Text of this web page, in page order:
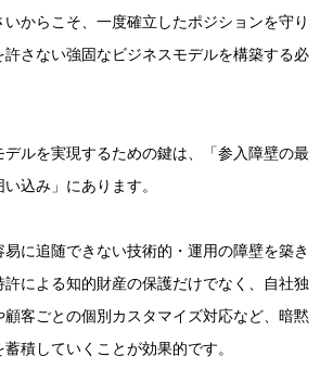
からこそ、一度確立したポジションを守り
さない強固なビジネスモデルを構築する必
ルを実現するための鍵は、「参入障壁の最
込み」にあります。
に追随できない技術的・運用の障壁を築き
許による知的財産の保護だけでなく、自社独
顧客ごとの個別カスタマイズ対応など、暗黙
積していくことが効果的です。